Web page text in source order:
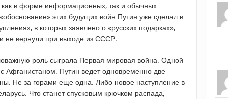
как в форме информационных, так и обычных
этих будущих войн Путин уже сделал в
в которых заявлено о «русских подарках»,
не вернули при выходе из СССР.
роль сыграла Первая мировая война. Одной
Афганистаном. Путин ведет одновременно две
Не за горами еще одна. Либо новое наступление в
Что станет спусковым крючком распада,